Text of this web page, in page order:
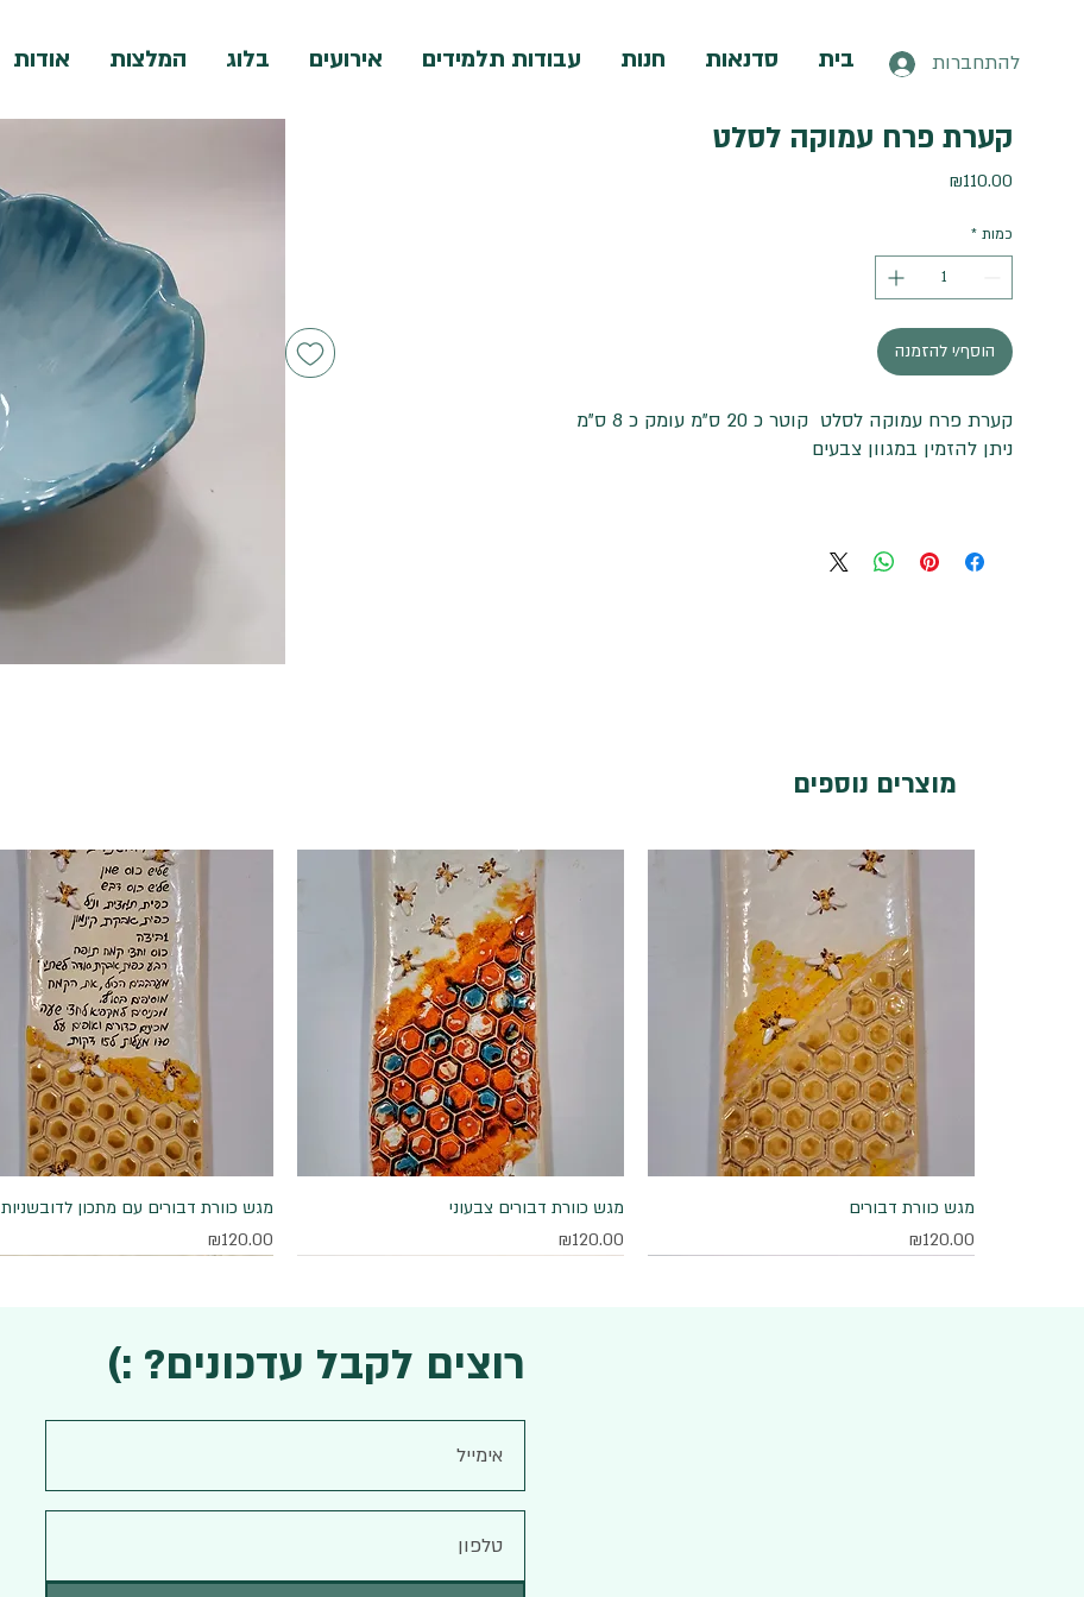
בית סדנאות חנות עבודות תלמידים אירועים בלוג המלצות אודות להתחברות
קערת פרח עמוקה לסלט
₪110.00
כמות *
הוסף/י להזמנה
קערת פרח עמוקה לסלט קוטר כ 20 ס"מ עומק כ 8 ס"מ
ניתן להזמין במגוון צבעים
מוצרים נוספים
תצוגה מהירהמגש כוורת דבורים
מחיר
₪120.00
תצוגה מהירה
מגש כוורת דבורים צבעוני
מחיר
₪120.00
תצוגה מהירה
מגש כוורת דבורים עם מתכון לדובשניות
מחיר
₪120.00
רוצים לקבל עדכונים? :)